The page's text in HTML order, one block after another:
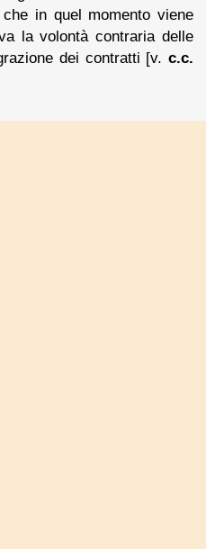
in quel momento viene
la volontà contraria delle
dei contratti [v. c.c.